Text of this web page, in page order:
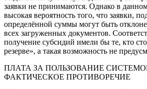
заявки не принимаются. Однако в данном
высокая вероятность того, что заявки,
определённой суммы могут быть
всех загруженных документов.
получение субсидий имели бы те, кто
резерве», а такая возможность не
ПЛАТА ЗА ПОЛЬЗОВАНИЕ
ФАКТИЧЕСКОЕ ПРОТИВОРЕЧИЕ